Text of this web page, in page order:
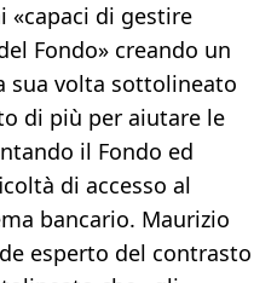
«capaci di gestire
Fondo» creando un
sua volta sottolineato
di più per aiutare le
il Fondo ed
di accesso al
bancario. Maurizio
esperto del contrasto